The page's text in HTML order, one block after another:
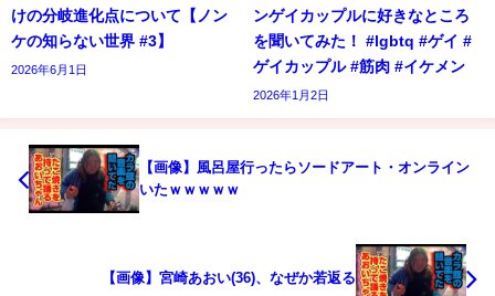
けの分岐進化点について【ノン
ケの知らない世界 #3】
2026年6月1日
ンゲイカップルに好きなところ
を聞いてみた！ #lgbtq #ゲイ #
ゲイカップル #筋肉 #イケメン
2026年1月2日
【画像】風呂屋行ったらソードアート・オンライン
いたｗｗｗｗｗ
【画像】宮崎あおい(36)、なぜか若返る